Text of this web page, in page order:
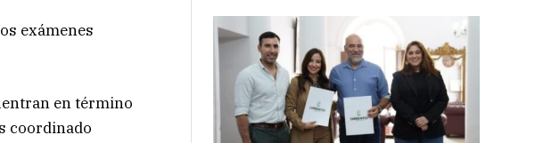
exámenes
en término
coordinado